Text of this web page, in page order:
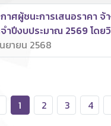
กาศผู้ชนะการเสนอราคา
ำปีงบประมาณ 2569 โดยวิ
ยายน 2568
1 2 3 4